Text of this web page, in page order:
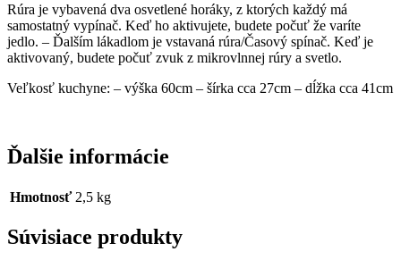
Rúra je vybavená dva osvetlené horáky, z ktorých každý má
samostatný vypínač. Keď ho aktivujete, budete počuť že varíte
jedlo. – Ďalším lákadlom je vstavaná rúra/Časový spínač. Keď je
aktivovaný, budete počuť zvuk z mikrovlnnej rúry a svetlo.
Veľkosť kuchyne: – výška 60cm – šírka cca 27cm – dĺžka cca 41cm
Ďalšie informácie
Hmotnosť 2,5 kg
Súvisiace produkty